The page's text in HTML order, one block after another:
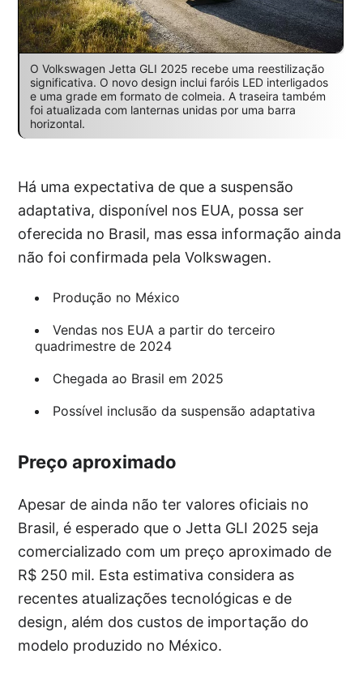
O Volkswagen Jetta GLI 2025 recebe uma reestilização
significativa. O novo design inclui faróis LED interligados
e uma grade em formato de colmeia. A traseira também
foi atualizada com lanternas unidas por uma barra
horizontal.
Há uma expectativa de que a suspensão
adaptativa, disponível nos EUA, possa ser
oferecida no Brasil, mas essa informação ainda
não foi confirmada pela Volkswagen.
Produção no México
Vendas nos EUA a partir do terceiro
quadrimestre de 2024
Chegada ao Brasil em 2025
Possível inclusão da suspensão adaptativa
Preço aproximado
Apesar de ainda não ter valores oficiais no
Brasil, é esperado que o Jetta GLI 2025 seja
comercializado com um preço aproximado de
R$ 250 mil. Esta estimativa considera as
recentes atualizações tecnológicas e de
design, além dos custos de importação do
modelo produzido no México.